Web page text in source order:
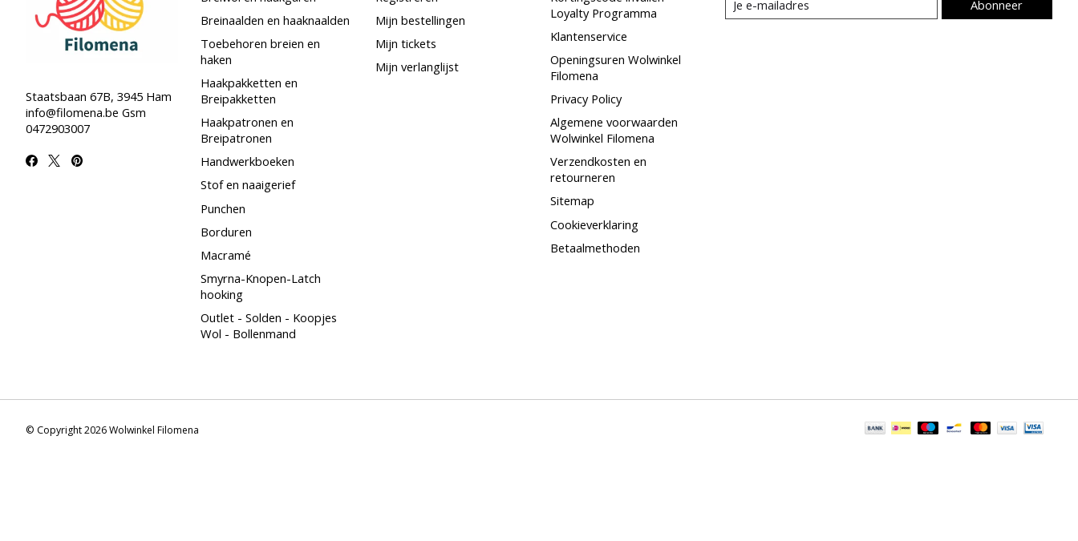
Staatsbaan 67B, 3945 Ham
info@filomena.be Gsm
0472903007
Breinaalden en haaknaalden
Toebehoren breien en
haken
Haakpakketten en
Breipakketten
Haakpatronen en
Breipatronen
Handwerkboeken
Stof en naaigerief
Punchen
Borduren
Macramé
Smyrna-Knopen-Latch
hooking
Outlet - Solden - Koopjes
Wol - Bollenmand
Mijn bestellingen
Mijn tickets
Mijn verlanglijst
Loyalty Programma
Klantenservice
Openingsuren Wolwinkel
Filomena
Privacy Policy
Algemene voorwaarden
Wolwinkel Filomena
Verzendkosten en
retourneren
Sitemap
Cookieverklaring
Betaalmethoden
Abonneer
© Copyright 2026 Wolwinkel Filomena